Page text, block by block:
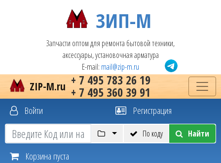
ЗИП-М
Запчасти оптом для ремонта бытовой техники,
аксессуары, установочная арматура
E-mail: mail@zip-m.ru
+ 7 495 783 26 19
+ 7 495 360 39 91
ZIP-M.ru
Войти Регистрация
По коду Найти
Корзина пуста